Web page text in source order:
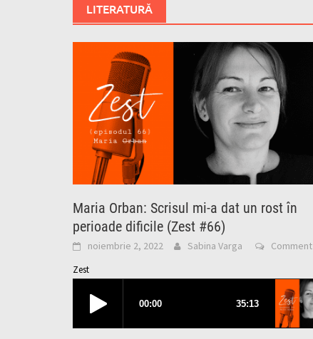
LITERATURĂ
Maria Orban: Scrisul mi-a dat un rost în
perioade dificile (Zest #66)
noiembrie 2, 2022 Sabina Varga Comment
Zest